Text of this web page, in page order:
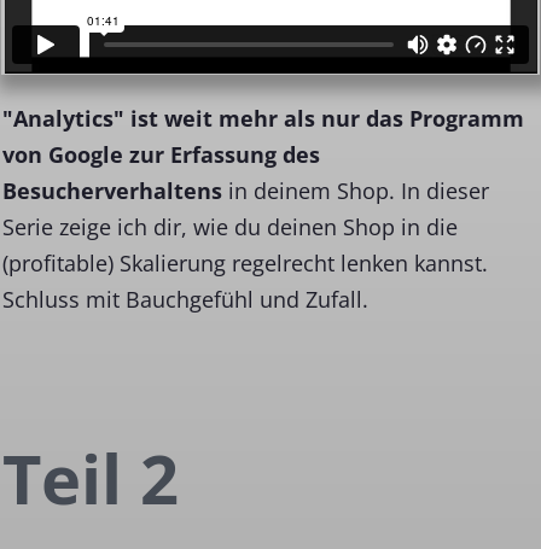
"Analytics" ist weit mehr als nur das Programm
von Google zur Erfassung des
Besucherverhaltens in deinem Shop. In dieser
Serie zeige ich dir, wie du deinen Shop in die
(profitable) Skalierung regelrecht lenken kannst.
Schluss mit Bauchgefühl und Zufall.
Teil 2